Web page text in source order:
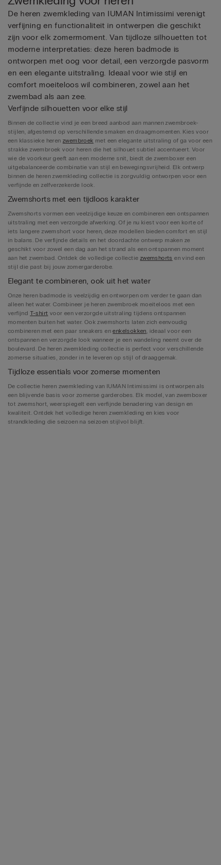
De heren zwemkleding van IUMAN Intimissimi verenigt
verfijning en functionaliteit in ontwerpen die geschikt
zijn voor elk zomermoment. Van tijdloze silhouetten tot
moderne interpretaties: deze heren badmode is
ontworpen met oog voor detail, een verzorgde pasvorm
en een elegante uitstraling. Ideaal voor wie stijl en
comfort moeiteloos wil combineren, zowel aan het
zwembad als aan zee.
Verfijnde silhouetten voor elke stijl
Binnen de collectie vind je een breed aanbod aan mannen zwembroek-
stijlen, afgestemd op verschillende smaken en draagmomenten. Kies voor
een klassieke herenzwembroek met een elegante uitstraling of ga voor een
strakke zwembroek voor heren die het silhouet subtiel accentueert. Voor
wie de voorkeur geeft aan een moderne snit, biedt de zwemboxer een
uitgebalanceerde combinatie van stijl en bewegingsvrijheid. Elk ontwerp
binnen de heren zwemkleding collectie is zorgvuldig ontworpen voor een
verfijnde en zelfverzekerde look.
Zwemshorts met een tijdloos karakter
Zwemshorts vormen een veelzijdige keuze en combineren een ontspannen
uitstraling met een verzorgde afwerking. Of je nu kiest voor een korte of
iets langere zwemshort voor heren, deze modellen bieden comfort en stijl
in balans. De verfijnde details en het doordachte ontwerp maken ze
geschikt voor zowel een dag aan het strand als een ontspannen moment
aan het zwembad. Ontdek de volledige collectie zwemshorts en vind een
stijl die past bij jouw zomergarderobe.
Elegant te combineren, ook uit het water
Onze heren badmode is veelzijdig en ontworpen om verder te gaan dan
alleen het water. Combineer je heren zwembroek moeiteloos met een
verfijnd T-shirt voor een verzorgde uitstraling tijdens ontspannen
momenten buiten het water. Ook zwemshorts laten zich eenvoudig
combineren met een paar sneakers enenkelsokken, ideaal voor een
ontspannen en verzorgde look wanneer je een wandeling neemt over de
boulevard. De heren zwemkleding collectie is perfect voor verschillende
zomerse situaties, zonder in te leveren op stijl of draaggemak.
Tijdloze essentials voor zomerse momenten
De collectie heren zwemkleding van IUMAN Intimissimi is ontworpen als
een blijvende basis voor zomerse garderobes. Elk model, van zwemboxer
tot zwemshort, weerspiegelt een verfijnde benadering van design en
kwaliteit. Ontdek het volledige heren zwemkleding en kies voor
strandkleding die seizoen na seizoen stijlvol blijft.